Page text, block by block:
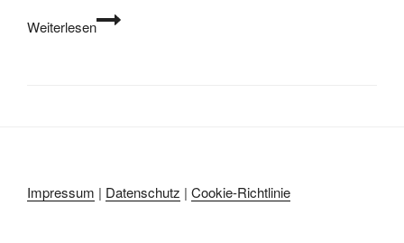
Weiterlesen
Omnia
Backofen
Impressum | Datenschutz | Cookie-Richtlinie